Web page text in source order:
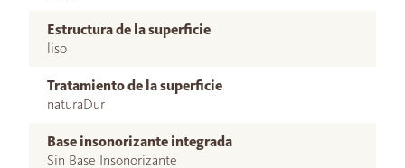
Estructura de la superficie
liso
Tratamiento de la superficie
naturaDur
Base insonorizante integrada
Sin Base Insonorizante